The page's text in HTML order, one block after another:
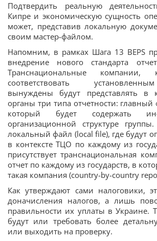
Подтвердить реальную
Кипре и экономическую сущность
может, представив локальную
своим мастер-файлом.
Напомним, в рамках Шага 13 BEPS
внедрение нового стандарта
Транснациональные компании,
соответствовать
вынуждены будут представлять в
органы три типа отчетности: главный
который будет содержать
организационной структуре
локальный файл (local file), где будут
в контексте ТЦО по каждому из
присутствует транснациональная
отчет по каждому из государств, в
такая компания (country-by-country
Как утверждают сами налоговики,
доначисления налогов, а лишь
правильности их уплаты в Украине.
будут или требовать более
или выходить на проверку.